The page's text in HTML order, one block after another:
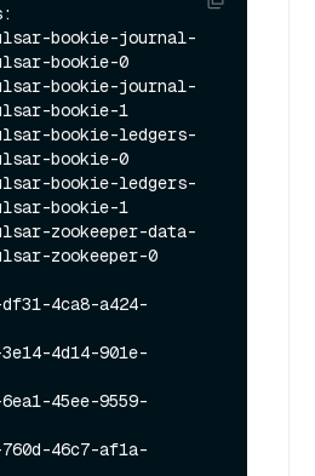
bookie-journal-
bookie-0
bookie-journal-
bookie-1
bookie-ledgers-
bookie-0
bookie-ledgers-
bookie-1
zookeeper-data-
zookeeper-0
4ca8-a424-
4d14-901e-
45ee-9559-
46c7-af1a-